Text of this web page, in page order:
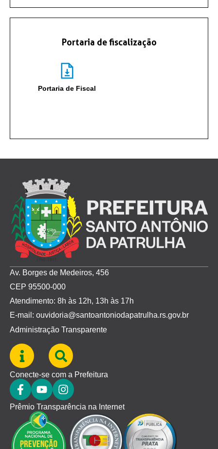
Portaria de fiscalização
Portaria de Fiscal
Av. Borges de Medeiros, 456
CEP 95500-000
Atendimento: 8h às 12h, 13h às 17h
E-mail: ouvidoria@santoantoniodapatrulha.rs.gov.br
Administração Transparente
Conecte-se com a Prefeitura
Prêmio Transparência na Internet